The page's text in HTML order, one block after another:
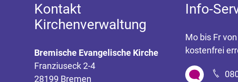
Kontakt
Kirchenverwaltung
Bremische Evangelische Kirche
Franziuseck 2-4
28199 Bremen
Info-
Mo bis Fr
kostenfrei